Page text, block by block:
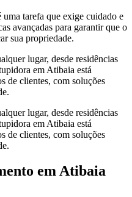
uma tarefa que exige cuidado e
avançadas para garantir que o
sua propriedade.
lugar, desde residências
em Atibaia está
de clientes, com soluções
lugar, desde residências
em Atibaia está
de clientes, com soluções
em Atibaia